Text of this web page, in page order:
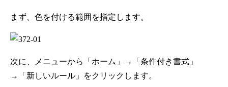
まず、色を付ける範囲を指定します。
次に、メニューから「ホーム」→「条件付き書式」
→「新しいルール」をクリックします。